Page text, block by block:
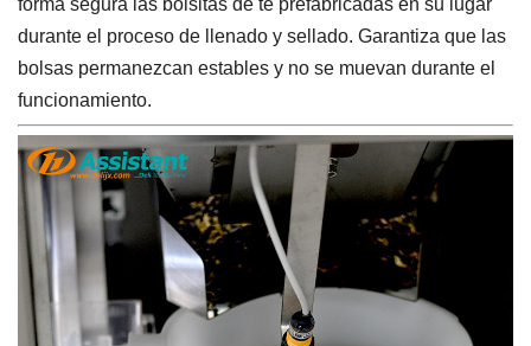
durante el proceso de llenado y sellado. Garantiza que las
bolsas permanezcan estables y no se muevan durante el
funcionamiento.